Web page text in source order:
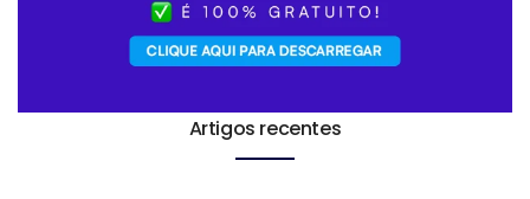
Artigos recentes